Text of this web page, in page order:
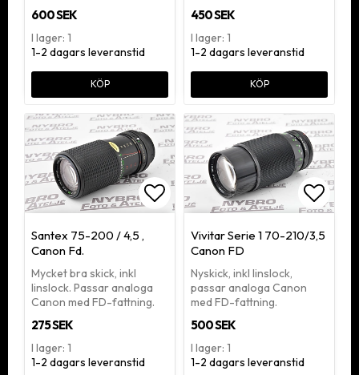
600 SEK
I lager: 1
1-2 dagars leveranstid
KÖP
450 SEK
I lager: 1
1-2 dagars leveranstid
KÖP
Santex 75-200 / 4,5 ,
Canon Fd.
Mycket bra skick, inkl
linslock. Passar analoga
Canon med FD-fattning.
275 SEK
I lager: 1
1-2 dagars leveranstid
Vivitar Serie 1 70-210/3,5
Canon FD
Nyskick, inkl linslock,
passar analoga Canon
med FD-fattning.
500 SEK
I lager: 1
1-2 dagars leveranstid